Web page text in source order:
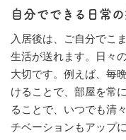
自分でできる日常
入居後は、ご自分でこ
生活が送れます。日々
大切です。例えば、毎
けることで、部屋を常
ることで、いつでも清
チベーションもアップ